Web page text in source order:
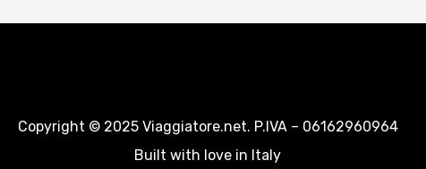
Copyright © 2025 Viaggiatore.net. P.IVA – 06162960964
Built with love in Italy